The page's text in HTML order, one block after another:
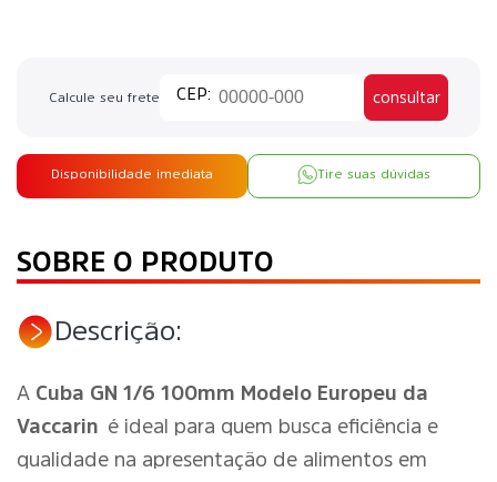
Calcule seu frete consultar
Disponibilidade imediata Tire suas dúvidas
SOBRE O PRODUTO
Descrição:
A Cuba GN 1/6 100mm Modelo Europeu da
Vaccarin é ideal para quem busca eficiência e
qualidade na apresentação de alimentos em